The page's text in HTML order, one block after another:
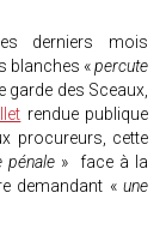
derniers mois
blanches «percute
garde des Sceaux,
rendue publique
procureurs, cette
pénale» face à la
demandant « une